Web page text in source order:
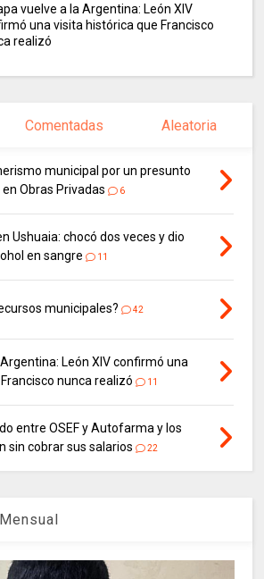
vuelve a la Argentina: León XIV
una visita histórica que Francisco
realizó
Comentadas Aleatoria
municipal por un presunto
Obras Privadas
6
Ushuaia: chocó dos veces y dio
en sangre
11
municipales? 42
León XIV confirmó una
nunca realizó
11
entre OSEF y Autofarma y los
sin cobrar sus salarios
22